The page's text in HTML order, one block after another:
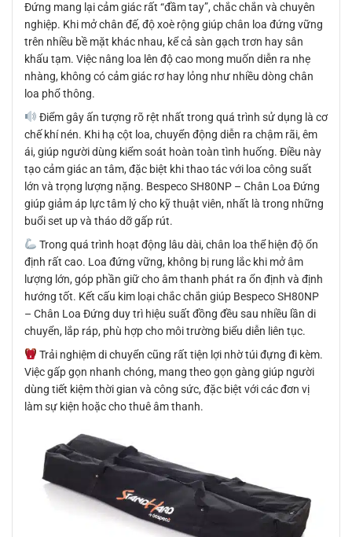
Đứng mang lại cảm giác rất “đầm tay”, chắc chắn và chuyên
nghiệp. Khi mở chân đế, độ xoè rộng giúp chân loa đứng vững
trên nhiều bề mặt khác nhau, kể cả sàn gạch trơn hay sân
khấu tạm. Việc nâng loa lên độ cao mong muốn diễn ra nhẹ
nhàng, không có cảm giác rơ hay lỏng như nhiều dòng chân
loa phổ thông.
Điểm gây ấn tượng rõ rệt nhất trong quá trình sử dụng là cơ
chế khí nén. Khi hạ cột loa, chuyển động diễn ra chậm rãi, êm
ái, giúp người dùng kiểm soát hoàn toàn tình huống. Điều này
tạo cảm giác an tâm, đặc biệt khi thao tác với loa công suất
lớn và trọng lượng nặng. Bespeco SH80NP – Chân Loa Đứng
giúp giảm áp lực tâm lý cho kỹ thuật viên, nhất là trong những
buổi set up và tháo dỡ gấp rút.
Trong quá trình hoạt động lâu dài, chân loa thể hiện độ ổn
định rất cao. Loa đứng vững, không bị rung lắc khi mở âm
lượng lớn, góp phần giữ cho âm thanh phát ra ổn định và định
hướng tốt. Kết cấu kim loại chắc chắn giúp Bespeco SH80NP
– Chân Loa Đứng duy trì hiệu suất đồng đều sau nhiều lần di
chuyển, lắp ráp, phù hợp cho môi trường biểu diễn liên tục.
Trải nghiệm di chuyển cũng rất tiện lợi nhờ túi đựng đi kèm.
Việc gấp gọn nhanh chóng, mang theo gọn gàng giúp người
dùng tiết kiệm thời gian và công sức, đặc biệt với các đơn vị
làm sự kiện hoặc cho thuê âm thanh.